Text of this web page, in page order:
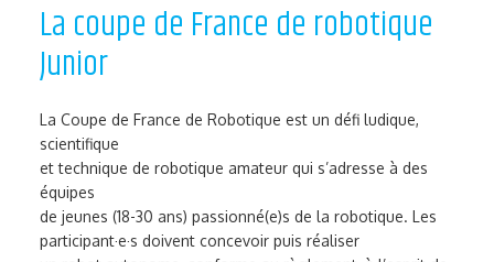
La coupe de France de robotique
Junior
La Coupe de France de Robotique est un défi ludique,
scientifique
et technique de robotique amateur qui s’adresse à des
équipes
de jeunes (18-30 ans) passionné(e)s de la robotique. Les
participant·e·s doivent concevoir puis réaliser